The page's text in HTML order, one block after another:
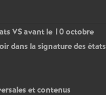
VSavant le 10 octobre
dans la signature des états
et contenus